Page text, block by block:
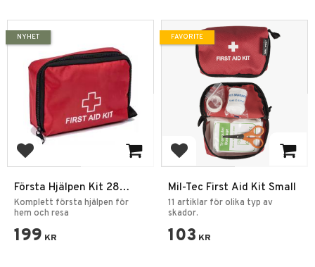
Add to favorites
Första Hjälpen Kit 28
Delar – Kompakt Nödkit
Komplett första hjälpen för
hem och resa
199 KR
NYHET
Add to favorites
Mil-Tec First Aid Kit Small
11 artiklar för olika typ av
skador.
103 KR
FAVORITE